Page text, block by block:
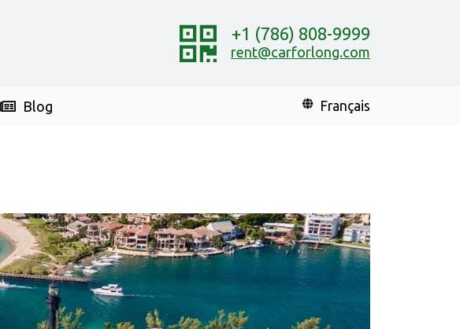
+1 (786) 808-9999
rent@carforlong.com
Blog Français